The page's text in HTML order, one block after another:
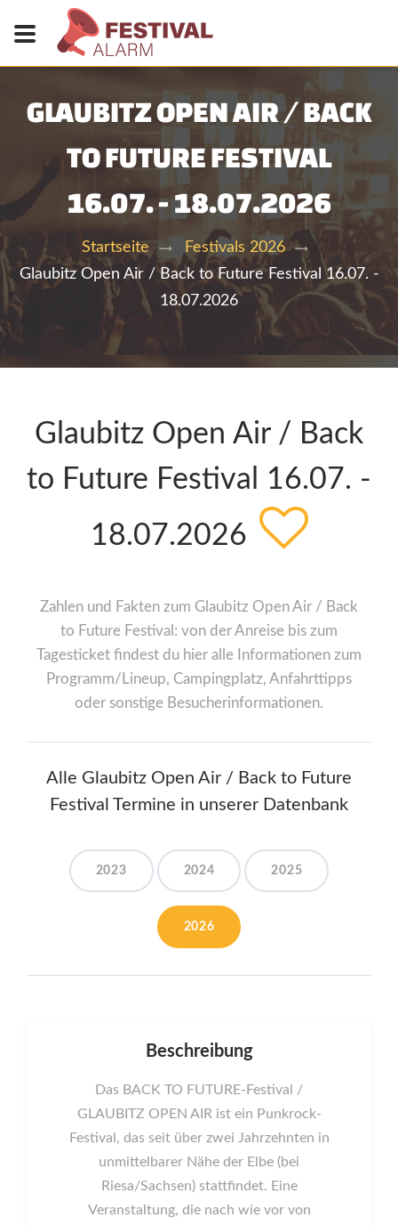
GLAUBITZ OPEN AIR / BACK
TO FUTURE FESTIVAL
16.07. - 18.07.2026
Startseite
Festivals 2026
Glaubitz Open Air / Back to Future Festival 16.07. -
18.07.2026
Glaubitz Open Air / Back
to Future Festival 16.07. -
18.07.2026
Zahlen und Fakten zum Glaubitz Open Air / Back
to Future Festival: von der Anreise bis zum
Tagesticket findest du hier alle Informationen zum
Programm/Lineup, Campingplatz, Anfahrttipps
oder sonstige Besucherinformationen.
Alle Glaubitz Open Air / Back to Future
Festival Termine in unserer Datenbank
2023 2024 2025
2026
Beschreibung
Das BACK TO FUTURE-Festival /
GLAUBITZ OPEN AIR ist ein Punkrock-
Festival, das seit über zwei Jahrzehnten in
unmittelbarer Nähe der Elbe (bei
Riesa/Sachsen) stattfindet. Eine
Veranstaltung, die nach wie vor von